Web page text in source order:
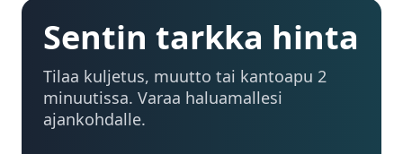
Sentin tarkka hinta
Tilaa kuljetus, muutto tai kantoapu 2
minuutissa. Varaa haluamallesi
ajankohdalle.